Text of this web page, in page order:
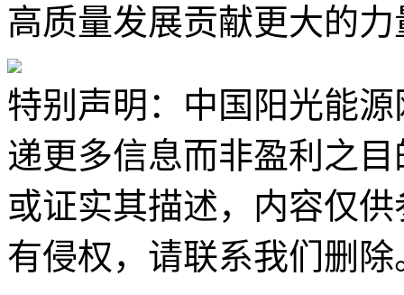
高质量发展贡献更大的力
特别声明：中国阳光能
递更多信息而非盈利之
或证实其描述，内容仅
有侵权，请联系我们删除